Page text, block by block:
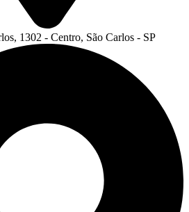
1302 - Centro, São Carlos - SP